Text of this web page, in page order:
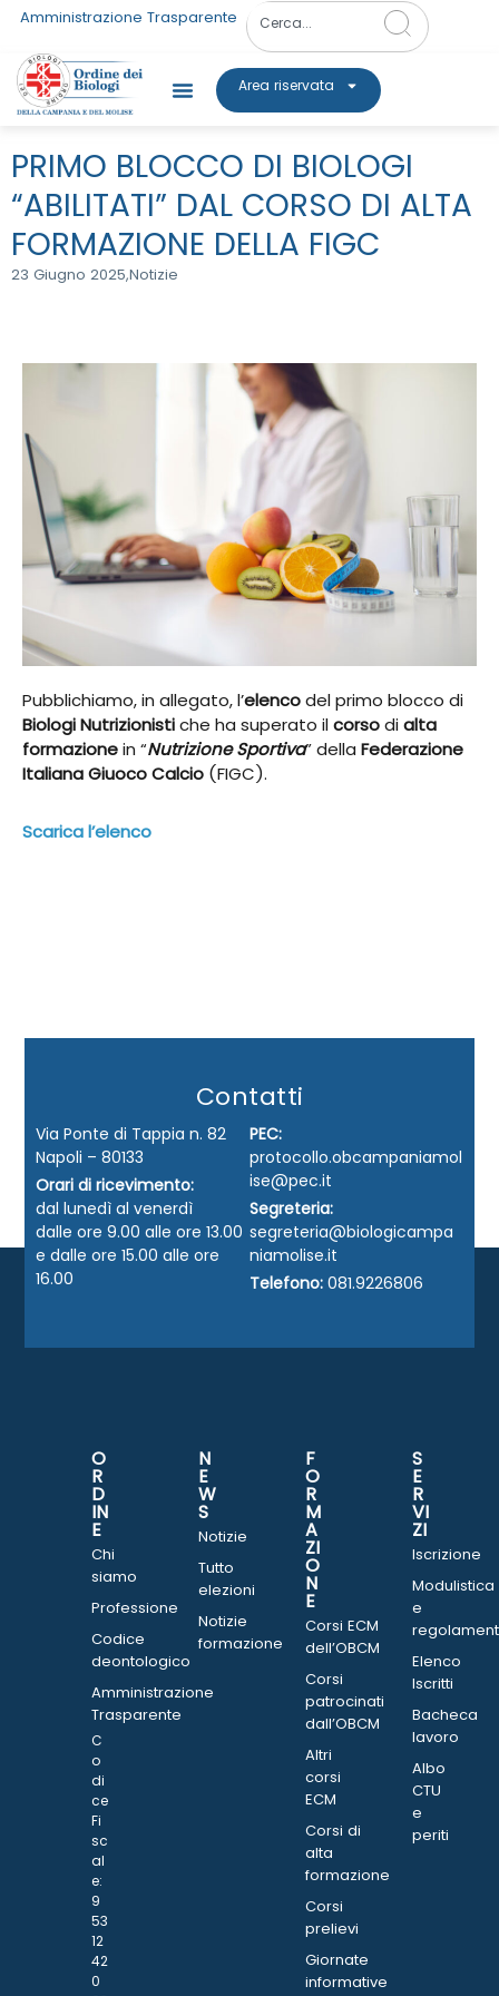
Amministrazione Trasparente
Area riservata
PRIMO BLOCCO DI BIOLOGI
“ABILITATI” DAL CORSO DI ALTA
FORMAZIONE DELLA FIGC
23 Giugno 2025,Notizie
Pubblichiamo, in allegato, l’elencodel primo blocco di
Biologi Nutrizionistiche ha superato ilcorsodialta
formazionein “Nutrizione Sportiva” della Federazione
Italiana Giuoco Calcio (FIGC).
Scarica l’elenco
Contatti
Via Ponte di Tappia n. 82
Napoli – 80133
Orari di ricevimento:
dal lunedì al venerdì
dalle ore 9.00 alle ore 13.00
e dalle ore 15.00 alle ore
16.00
PEC:
protocollo.obcampaniamol
ise@pec.it
Segreteria:
segreteria@biologicampa
niamolise.it
Telefono: 081.9226806
O
R
D
IN
E
Chi
siamo
Professione
Codice
deontologico
Amministrazione
Trasparente
C
o
di
ce
Fi
sc
al
e:
9
53
12
42
0
N
E
W
S
Notizie
Tutto
elezioni
Notizie
formazione
F
O
R
M
A
ZI
O
N
E
Corsi ECM
dell’OBCM
Corsi
patrocinati
dall’OBCM
Altri
corsi
ECM
Corsi di
alta
formazione
Corsi
prelievi
Giornate
informative
S
E
R
VI
ZI
Iscrizione
Modulistica
e
Elenco
Iscritti
Bacheca
lavoro
Albo
CTU
e
periti